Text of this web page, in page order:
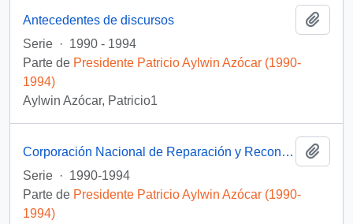
Antecedentes de discursos
Serie · 1990 - 1994
Parte de Presidente Patricio Aylwin Azócar (1990-
1994)
Aylwin Azócar, Patricio1
Corporación Nacional de Reparación y Reconciliación
Serie · 1990-1994
Parte de Presidente Patricio Aylwin Azócar (1990-
1994)